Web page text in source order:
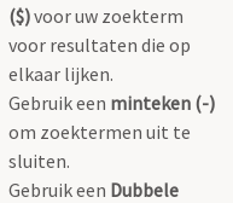
($)voor uw zoekterm
voor resultaten die op
elkaar lijken.
Gebruik een minteken (-)
om zoektermen uit te
sluiten.
Gebruik een Dubbele